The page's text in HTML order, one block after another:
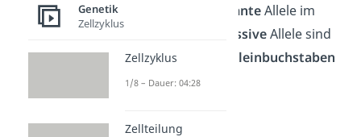
schreibst du
dominanteAllele im
RezessiveAllele sind
dagegen an einem
Kleinbuchstaben
erkennbar.
Genetik
Zellzyklus
Zellzyklus
1/8 – Dauer: 04:28
Zellteilung